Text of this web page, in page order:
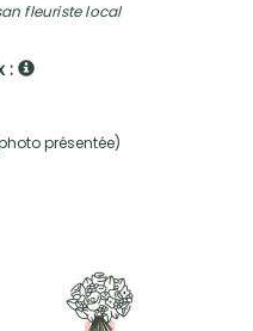
fleuriste local
:
présentée)